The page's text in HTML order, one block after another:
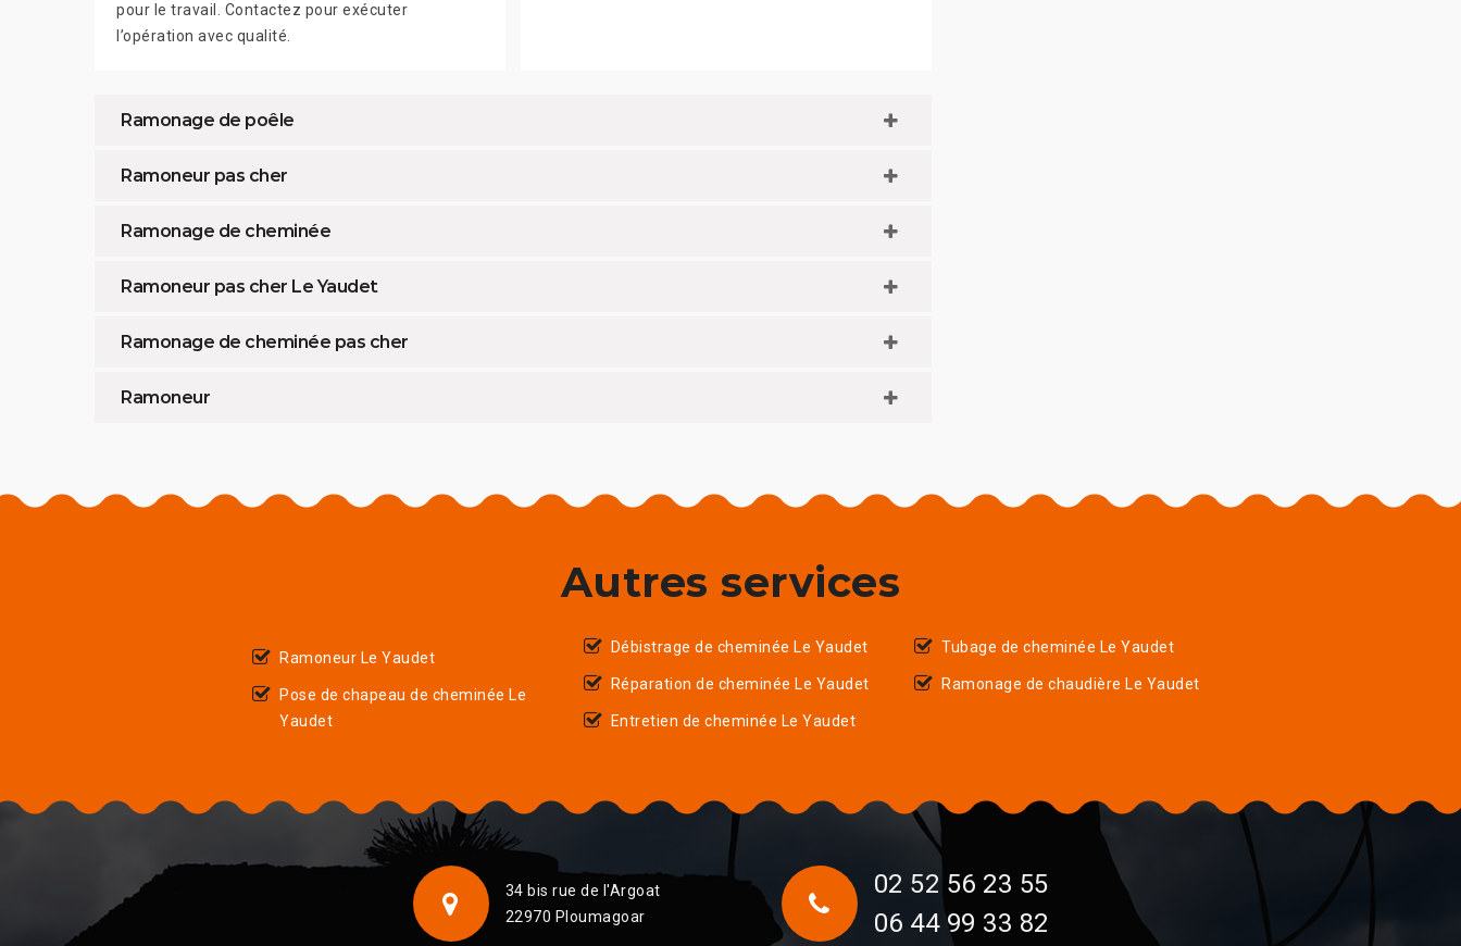
pour le travail. Contactez pour exécuter
l’opération avec qualité.
Ramonage de poêle
Ramoneur pas cher
Ramonage de cheminée
Ramoneur pas cher Le Yaudet
Ramonage de cheminée pas cher
Ramoneur
Autres services
Ramoneur Le Yaudet
Pose de chapeau de cheminée Le
Yaudet
Débistrage de cheminée Le Yaudet
Réparation de cheminée Le Yaudet
Entretien de cheminée Le Yaudet
Tubage de cheminée Le Yaudet
Ramonage de chaudière Le Yaudet
34 bis rue de l'Argoat
22970 Ploumagoar
02 52 56 23 55
06 44 99 33 82